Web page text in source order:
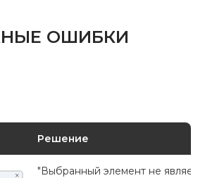
ОШИБКИ
Решение
"Выбранный элемент не